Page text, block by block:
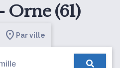
Orne (61)
Par ville